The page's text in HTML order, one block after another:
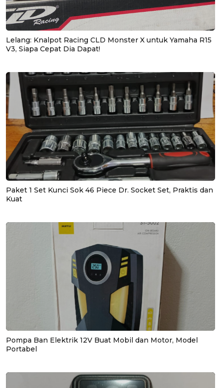
Lelang: Knalpot Racing CLD Monster X untuk Yamaha R15
V3, Siapa Cepat Dia Dapat!
Paket 1 Set Kunci Sok 46 Piece Dr. Socket Set, Praktis dan
Kuat
Pompa Ban Elektrik 12V Buat Mobil dan Motor, Model
Portabel